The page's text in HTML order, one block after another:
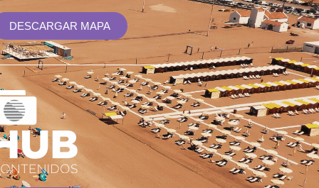
DESCARGAR MAPA